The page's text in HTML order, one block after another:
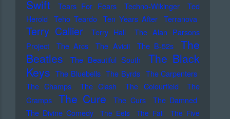
Swift
Tears For Fears Techno-Wikinger
Ted
Herold
Teho Teardo Ten Years After Terranova
Terry Callier Terry Hall
The Alan Parsons
Project
The Arcs The Avicii The B-52s
The
Beatles
The Beautiful South
The Black
Keys The Bluebells The Byrds The Carpenters
The Champs
The Clash The Colourfield
The
Cramps
The Cure The Curs
The Damned
The Divine Comedy
The Eels The Fall
The Five